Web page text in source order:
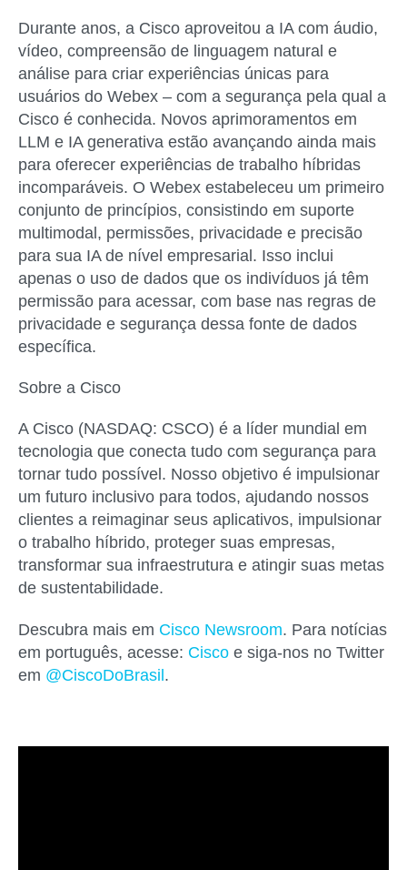
Durante anos, a Cisco aproveitou a IA com áudio,
vídeo, compreensão de linguagem natural e
análise para criar experiências únicas para
usuários do Webex – com a segurança pela qual a
Cisco é conhecida. Novos aprimoramentos em
LLM e IA generativa estão avançando ainda mais
para oferecer experiências de trabalho híbridas
incomparáveis. O Webex estabeleceu um primeiro
conjunto de princípios, consistindo em suporte
multimodal, permissões, privacidade e precisão
para sua IA de nível empresarial. Isso inclui
apenas o uso de dados que os indivíduos já têm
permissão para acessar, com base nas regras de
privacidade e segurança dessa fonte de dados
específica.
Sobre a Cisco
A Cisco (NASDAQ: CSCO) é a líder mundial em
tecnologia que conecta tudo com segurança para
tornar tudo possível. Nosso objetivo é impulsionar
um futuro inclusivo para todos, ajudando nossos
clientes a reimaginar seus aplicativos, impulsionar
o trabalho híbrido, proteger suas empresas,
transformar sua infraestrutura e atingir suas metas
de sustentabilidade.
Descubra mais em Cisco Newsroom. Para notícias
em português, acesse: Cisco e siga-nos no Twitter
em @CiscoDoBrasil.